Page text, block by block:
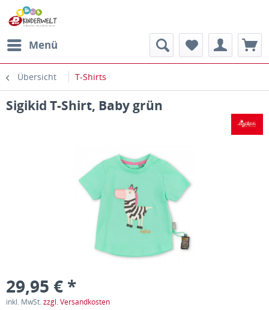
Menü
Übersicht T-Shirts
Sigikid T-Shirt, Baby grün
29,95 € *
inkl. MwSt.zzgl. Versandkosten